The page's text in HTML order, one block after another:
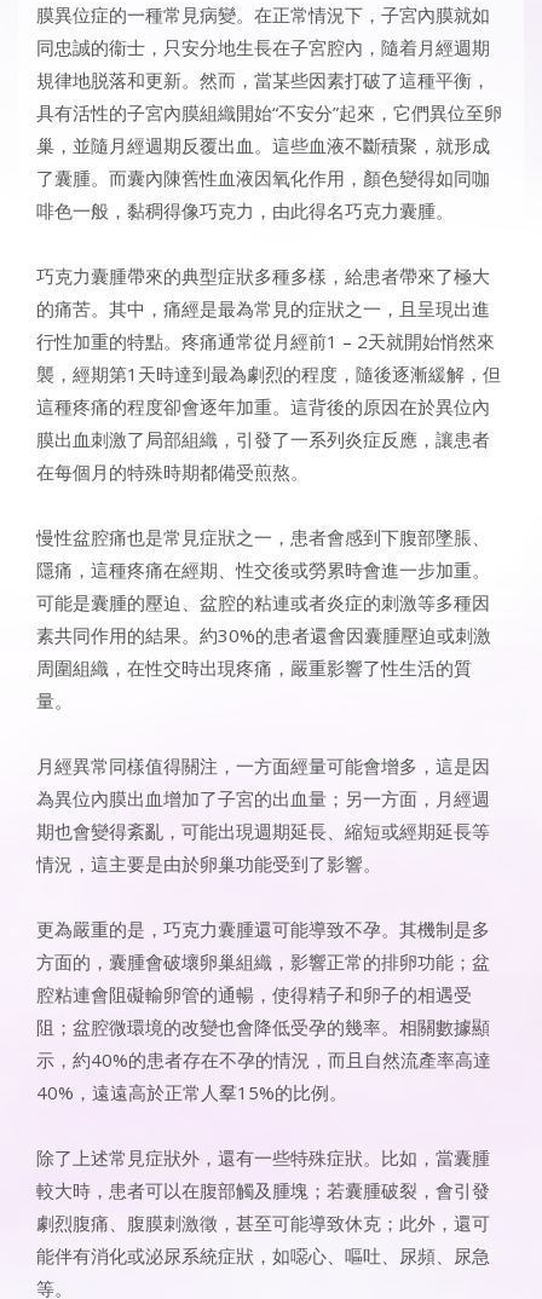
膜異位症的一種常見病變。在正常情況下，子宮內膜就如
同忠誠的衞士，只安分地生長在子宮腔內，隨着月經週期
規律地脱落和更新。然而，當某些因素打破了這種平衡，
具有活性的子宮內膜組織開始“不安分”起來，它們異位至卵
巢，並隨月經週期反覆出血。這些血液不斷積聚，就形成
了囊腫。而囊內陳舊性血液因氧化作用，顏色變得如同咖
啡色一般，黏稠得像巧克力，由此得名巧克力囊腫。
巧克力囊腫帶來的典型症狀多種多樣，給患者帶來了極大
的痛苦。其中，痛經是最為常見的症狀之一，且呈現出進
行性加重的特點。疼痛通常從月經前1 – 2天就開始悄然來
襲，經期第1天時達到最為劇烈的程度，隨後逐漸緩解，但
這種疼痛的程度卻會逐年加重。這背後的原因在於異位內
膜出血刺激了局部組織，引發了一系列炎症反應，讓患者
在每個月的特殊時期都備受煎熬。
慢性盆腔痛也是常見症狀之一，患者會感到下腹部墜脹、
隱痛，這種疼痛在經期、性交後或勞累時會進一步加重。
可能是囊腫的壓迫、盆腔的粘連或者炎症的刺激等多種因
素共同作用的結果。約30%的患者還會因囊腫壓迫或刺激
周圍組織，在性交時出現疼痛，嚴重影響了性生活的質
量。
月經異常同樣值得關注，一方面經量可能會增多，這是因
為異位內膜出血增加了子宮的出血量；另一方面，月經週
期也會變得紊亂，可能出現週期延長、縮短或經期延長等
情況，這主要是由於卵巢功能受到了影響。
更為嚴重的是，巧克力囊腫還可能導致不孕。其機制是多
方面的，囊腫會破壞卵巢組織，影響正常的排卵功能；盆
腔粘連會阻礙輸卵管的通暢，使得精子和卵子的相遇受
阻；盆腔微環境的改變也會降低受孕的幾率。相關數據顯
示，約40%的患者存在不孕的情況，而且自然流產率高達
40%，遠遠高於正常人羣15%的比例。
除了上述常見症狀外，還有一些特殊症狀。比如，當囊腫
較大時，患者可以在腹部觸及腫塊；若囊腫破裂，會引發
劇烈腹痛、腹膜刺激徵，甚至可能導致休克；此外，還可
能伴有消化或泌尿系統症狀，如噁心、嘔吐、尿頻、尿急
等。